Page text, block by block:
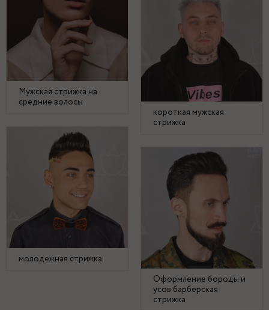
Мужская стрижка на
средние волосы
короткая мужская
стрижка
молодежная стрижка
Оформление бороды и
усов барберская
стрижка